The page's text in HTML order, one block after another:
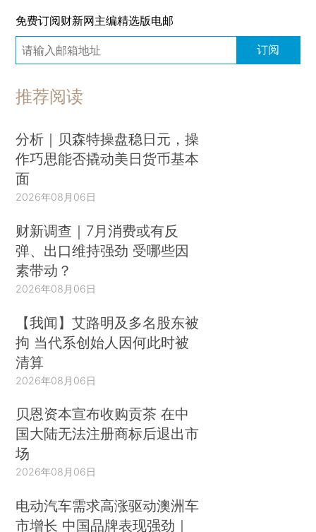
免费订阅财新网主编精选版电邮
订阅
推荐阅读
分析｜贝森特操盘稳日元，操
作巧思能否撬动美日货币基本
面
2026年08月06日
财新调查｜7月消费或有反
弹、出口维持强劲 受哪些因
素带动？
2026年08月06日
【我闻】艾路明及多名股东被
拘 当代系创始人因何此时被
清算
2026年08月06日
贝恩资本宣布收购贡茶 在中
国大陆无法注册商标后退出市
场
2026年08月06日
电动汽车需求高涨驱动澳洲车
市增长 中国品牌表现强劲｜